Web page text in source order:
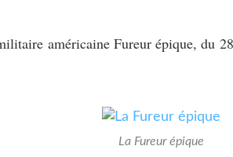
américaine Fureur épique, du
La Fureur épique